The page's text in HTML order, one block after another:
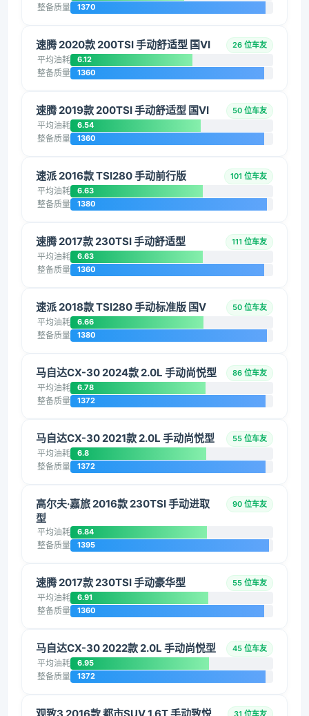
整备质量 1370
速腾 2020款 200TSI 手动舒适型 国VI 26 位车友
平均油耗 6.12
整备质量 1360
速腾 2019款 200TSI 手动舒适型 国VI 50 位车友
平均油耗 6.54
整备质量 1360
速派 2016款 TSI280 手动前行版 101 位车友
平均油耗 6.63
整备质量 1380
速腾 2017款 230TSI 手动舒适型 111 位车友
平均油耗 6.63
整备质量 1360
速派 2018款 TSI280 手动标准版 国V 50 位车友
平均油耗 6.66
整备质量 1380
马自达CX-30 2024款 2.0L 手动尚悦型 86 位车友
平均油耗 6.78
整备质量 1372
马自达CX-30 2021款 2.0L 手动尚悦型 55 位车友
平均油耗 6.8
整备质量 1372
高尔夫·嘉旅 2016款 230TSI 手动进取
型
90 位车友
平均油耗 6.84
整备质量 1395
速腾 2017款 230TSI 手动豪华型 55 位车友
平均油耗 6.91
整备质量 1360
马自达CX-30 2022款 2.0L 手动尚悦型 45 位车友
平均油耗 6.95
整备质量 1372
31 位车友